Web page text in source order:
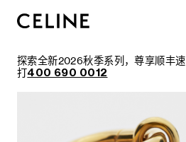
探索全新2026秋季系列，尊享顺丰
打400 690 0012